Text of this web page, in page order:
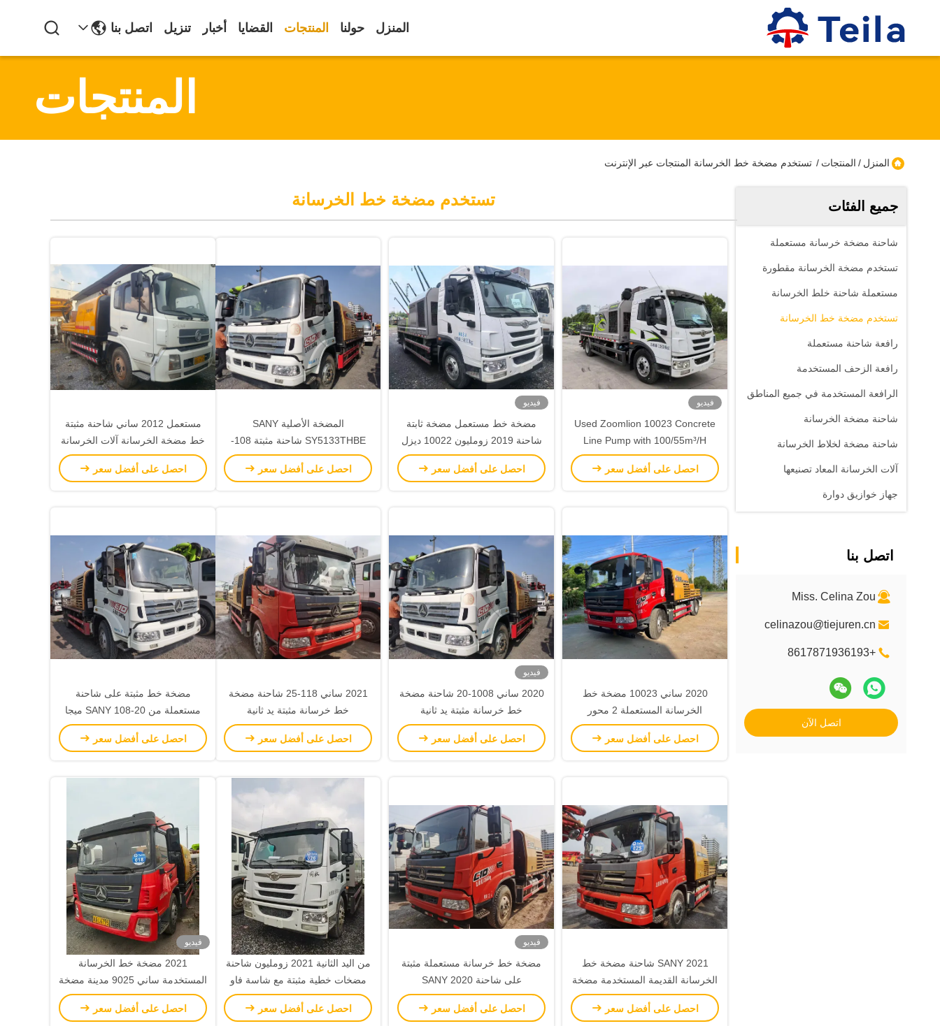
المنزل حولنا المنتجات القضايا أخبار تنزيل اتصل بنا
المنتجات
المنزل / المنتجات / تستخدم مضخة خط الخرسانة المنتجات عبر الإنترنت
جميع الفئات
شاحنة مضخة خرسانة مستعملة
تستخدم مضخة الخرسانة مقطورة
مستعملة شاحنة خلط الخرسانة
تستخدم مضخة خط الخرسانة
رافعة شاحنة مستعملة
رافعة الزحف المستخدمة
الرافعة المستخدمة في جميع المناطق
شاحنة مضخة الخرسانة
شاحنة مضخة لخلاط الخرسانة
آلات الخرسانة المعاد تصنيعها
جهاز خوازيق دوارة
اتصل بنا
Miss. Celina Zou
celinazou@tiejuren.cn
+8617871936193
اتصل الآن
تستخدم مضخة خط الخرسانة
فيديو
Used Zoomlion 10023 Concrete
Line Pump with 100/55m³/H
Output 13800Kg Weight and
9100*2450*3140mm Dimensions
احصل على أفضل سعر
فيديو
مضخة خط مستعمل مضخة ثابتة
شاحنة 2019 زومليون 10022 ديزل
مضخة الخرسانة
احصل على أفضل سعر
المضخة الأصلية SANY
SY5133THBE شاحنة مثبتة 108-
20MPa خط مضخة يد ثانية
احصل على أفضل سعر
مستعمل 2012 ساني شاحنة مثبتة
خط مضخة الخرسانة آلات الخرسانة
90-18mpa
احصل على أفضل سعر
2020 ساني 10023 مضخة خط
الخرسانة المستعملة 2 محور
استهلاك الوقود المنخفض
احصل على أفضل سعر
فيديو
2020 ساني 1008-20 شاحنة مضخة
خط خرسانة مثبتة يد ثانية
SY5133THBE-C10
احصل على أفضل سعر
2021 ساني 118-25 شاحنة مضخة
خط خرسانة مثبتة يد ثانية
SY5143THBE-C10S
احصل على أفضل سعر
مضخة خط مثبتة على شاحنة
مستعملة من SANY 108-20 ميجا
باسكال مضخة خرسانة مثبتة على
مركبة 80434 متر مكعب
احصل على أفضل سعر
2021 SANY شاحنة مضخة خط
الخرسانة القديمة المستخدمة مضخة
الخرسانة الصغيرة
احصل على أفضل سعر
فيديو
مضخة خط خرسانة مستعملة مثبتة
على شاحنة 2020 SANY
18970CBM SY5143THBE
احصل على أفضل سعر
من اليد الثانية 2021 زومليون شاحنة
مضخات خطية مثبتة مع شاسة فاو
احصل على أفضل سعر
فيديو
2021 مضخة خط الخرسانة
المستخدمة ساني 9025 مدينة مضخة
شاحنة آلة الخرسانة
احصل على أفضل سعر